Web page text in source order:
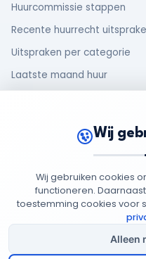
Huurcommissie stappen
Recente huurrecht
Uitspraken per categorie
Laatste maand huur
Rechten van huurders
© 2026 MijnHuurdossier
Privacy
Cookie
Beleid
Wij
Wij gebruiken cookies
functioneren.
toestemming cookies voor
Alleen